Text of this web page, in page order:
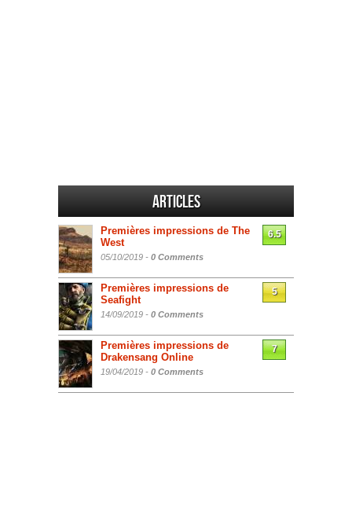
Articles
Premières impressions de The
West
05/10/2019 - 0 Comments
6.5
Premières impressions de
Seafight
14/09/2019 - 0 Comments
5
Premières impressions de
Drakensang Online
19/04/2019 - 0 Comments
7